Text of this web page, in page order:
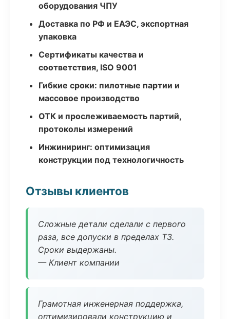
оборудования ЧПУ
Доставка по РФ и ЕАЭС, экспортная
упаковка
Сертификаты качества и
соответствия, ISO 9001
Гибкие сроки: пилотные партии и
массовое производство
ОТК и прослеживаемость партий,
протоколы измерений
Инжиниринг: оптимизация
конструкции под технологичность
Отзывы клиентов
Сложные детали сделали с первого
раза, все допуски в пределах ТЗ.
Сроки выдержаны.
— Клиент компании
Грамотная инженерная поддержка,
оптимизировали конструкцию и